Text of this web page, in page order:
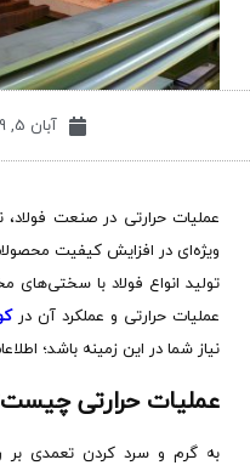
آبان 5, 1399
عملیات حرارتی در صنعت فولاد،
ویژه‌ای در افزایش کیفیت
تولید انواع فولاد با سختی‌های
عملیات حرارتی و عملکرد آن در
نیاز شما در این زمینه باشد؛
عملیات حرارتی
به گرم و سرد کردن تعمدی بر